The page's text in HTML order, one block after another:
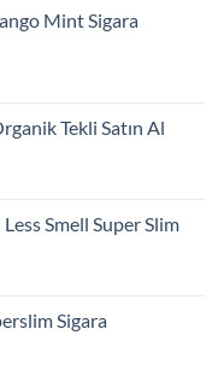
Mint Sigara
Tekli Satın Al
Smell Super Slim
Sigara